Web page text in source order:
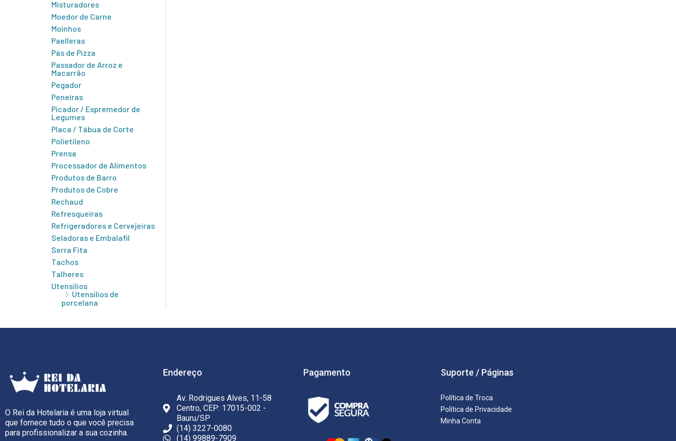
Misturadores
Moedor de Carne
Moinhos
Paelleras
Pás de Pizza
Passador de Arroz e
Macarrão
Pegador
Peneiras
Picador / Espremedor de
Legumes
Placa / Tábua de Corte
Polietileno
Prensa
Processador de Alimentos
Produtos de Barro
Produtos de Cobre
Rechaud
Refresqueiras
Refrigeradores e Cervejeiras
Seladoras e Embalafil
Serra Fita
Tachos
Talheres
Utensílios
Utensílios de
porcelana
O Rei da Hotelaria é uma loja virtual
que fornece tudo o que você precisa
para profissionalizar a sua cozinha.
Endereço
Av. Rodrigues Alves, 11-58
Centro, CEP: 17015-002 -
Bauru/SP
(14) 3227-0080
(14) 99889-7909
Pagamento Suporte / Páginas
Política de Troca
Política de Privacidade
Minha Conta